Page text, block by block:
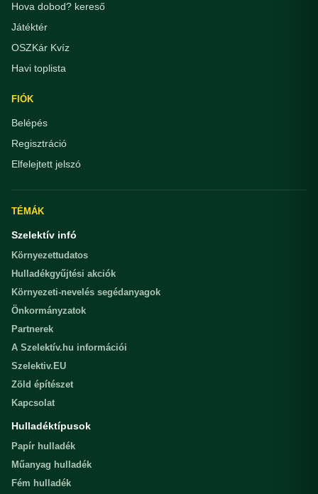
Hova dobod? kereső
Játéktér
OSZKár Kvíz
Havi toplista
FIÓK
Belépés
Regisztráció
Elfelejtett jelszó
TÉMÁK
Szelektív infó
Környezettudatos
Hulladékgyűjtési akciók
Környezeti-nevelés segédanyagok
Önkormányzatok
Partnerek
A Szelektív.hu információi
Szelektiv.EU
Zöld építészet
Kapcsolat
Hulladéktípusok
Papír hulladék
Műanyag hulladék
Fém hulladék